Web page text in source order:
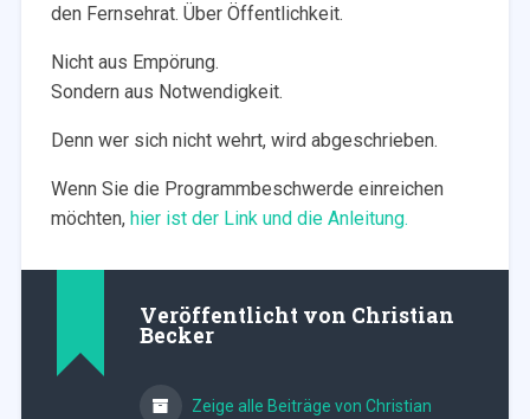
den Fernsehrat. Über Öffentlichkeit.
Nicht aus Empörung.
Sondern aus Notwendigkeit.
Denn wer sich nicht wehrt, wird abgeschrieben.
Wenn Sie die Programmbeschwerde einreichen
möchten, hier ist der Link und die Anleitung.
Veröffentlicht von Christian
Becker
Zeige alle Beiträge von Christian